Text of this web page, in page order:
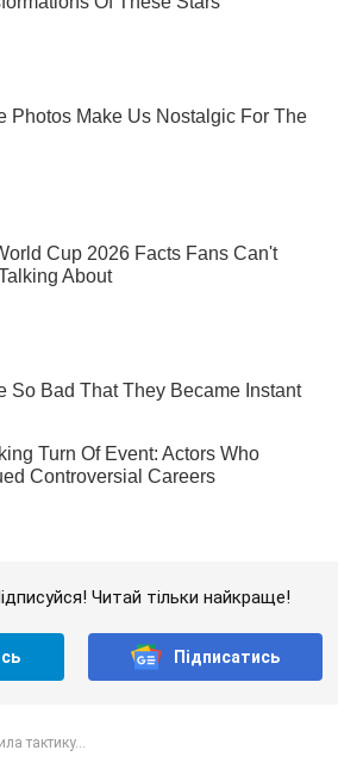
Читай тільки найкраще!
Підписатись
тактику...